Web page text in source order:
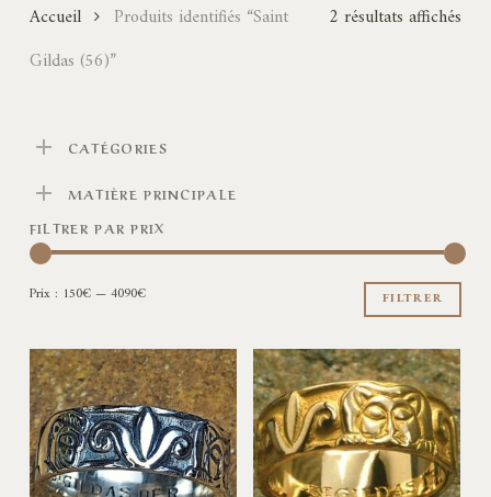
2 résultats affichés
Accueil
Produits identifiés “Saint
Gildas (56)”
CATÉGORIES
MATIÈRE PRINCIPALE
FILTRER PAR PRIX
FILTRER
Prix : 150€—4090€